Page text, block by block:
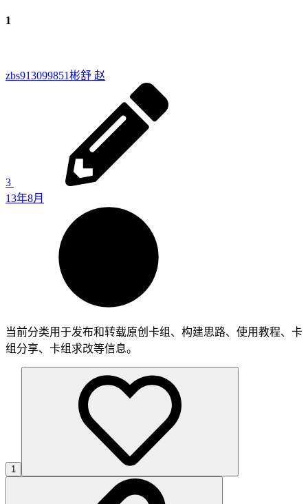
1
zbs913099851彬舒 赵
3
13年8月
当前分类用于发布和转载原创卡组、构建思路、使用教程、卡
组分享、卡组求改等信息。
1